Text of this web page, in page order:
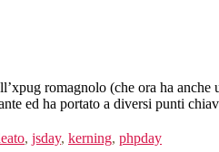
romagnolo (che ora ha
ed ha portato a diversi punti
, jsday, kerning, phpday